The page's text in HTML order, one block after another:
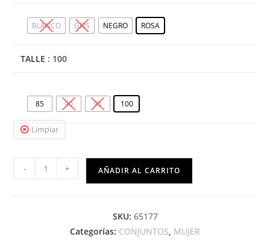
BLANCO GRIS NEGRO ROSA
TALLE : 100
85 90 95 100
Limpiar
- + AÑADIR AL CARRITO
SKU: 65177
Categorías: CONJUNTOS, MUJER